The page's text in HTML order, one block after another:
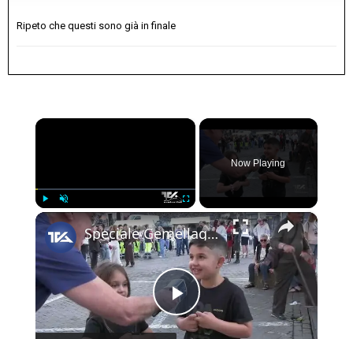
Ripeto che questi sono già in finale
×
Unmute Fullscreen
Now Playing
×
Play
Speciale Gemellaggio Adrano - Namur | Maggio 2026